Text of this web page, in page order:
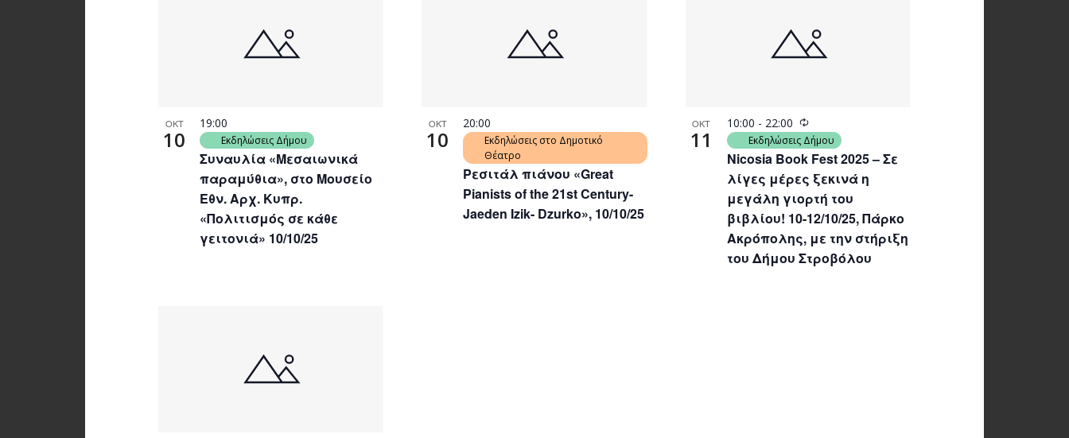
ΟΚΤ
10
Συναυλία «Μεσαιωνικά
παραμύθια», στο Μουσείο
Εθν. Αρχ. Κυπρ.
«Πολιτισμός σε κάθε
γειτονιά» 10/10/25
19:00
Εκδηλώσεις Δήμου
ΟΚΤ
10
Ρεσιτάλ πιάνου «Great
Pianists of the 21st Century-
Jaeden Izik- Dzurko», 10/10/25
20:00
Εκδηλώσεις στο Δημοτικό
Θέατρο
ΟΚΤ
11
Nicosia Book Fest 2025 – Σε
λίγες μέρες ξεκινά η
μεγάλη γιορτή του
βιβλίου! 10-12/10/25, Πάρκο
Ακρόπολης, με την στήριξη
του Δήμου Στροβόλου
10:00 - 22:00 Recurring
Εκδηλώσεις Δήμου